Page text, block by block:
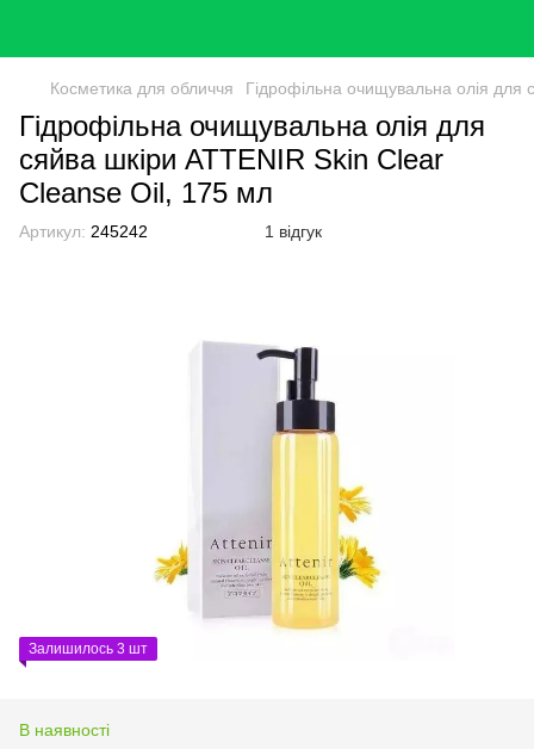
Косметика для обличчя Гідрофільна очищувальна олія
Гідрофільна очищувальна олія для
сяйва шкіри ATTENIR Skin Clear
Cleanse Oil, 175 мл
Артикул: 245242 1 відгук
Залишилось 3 шт
В наявності